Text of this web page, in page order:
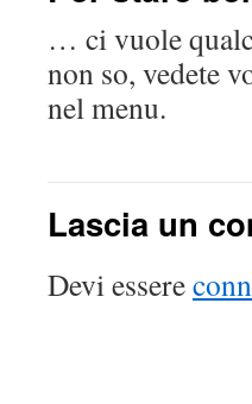
… ci vuole
non so, vedete
nel menu.
Lascia un
Devi essere